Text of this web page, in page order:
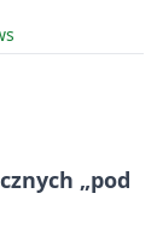
„pod